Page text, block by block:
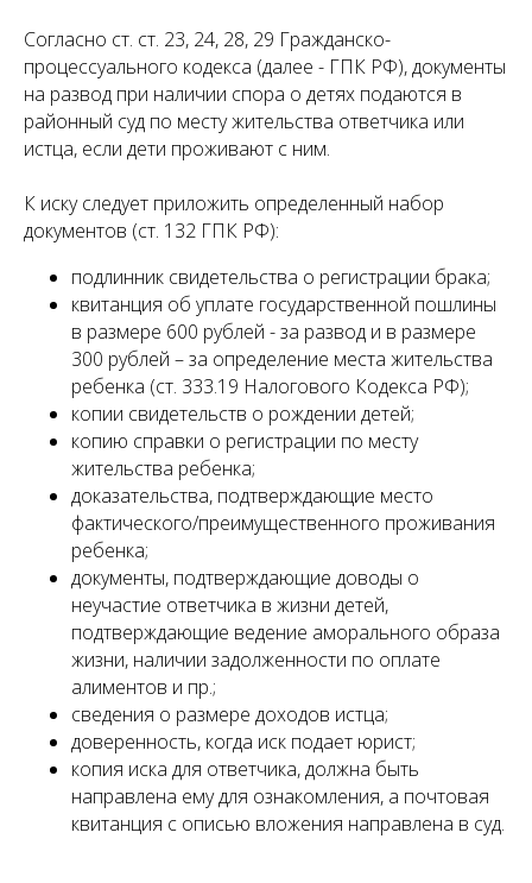
Согласно ст. ст. 23, 24, 28, 29 Гражданско-
процессуального кодекса (далее - ГПК РФ), документы
на развод при наличии спора о детях подаются в
районный суд по месту жительства ответчика или
истца, если дети проживают с ним.
К иску следует приложить определенный набор
документов (ст. 132 ГПК РФ):
подлинник свидетельства о регистрации брака;
квитанция об уплате государственной пошлины
в размере 600 рублей - за развод и в размере
300 рублей – за определение места жительства
ребенка (ст. 333.19 Налогового Кодекса РФ);
копии свидетельств о рождении детей;
копию справки о регистрации по месту
жительства ребенка;
доказательства, подтверждающие место
фактического/преимущественного проживания
ребенка;
документы, подтверждающие доводы о
неучастие ответчика в жизни детей,
подтверждающие ведение аморального образа
жизни, наличии задолженности по оплате
алиментов и пр.;
сведения о размере доходов истца;
доверенность, когда иск подает юрист;
копия иска для ответчика, должна быть
направлена ему для ознакомления, а почтовая
квитанция с описью вложения направлена в суд.